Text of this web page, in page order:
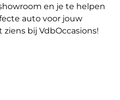
en je te helpen
auto voor jouw
bij VdbOccasions!